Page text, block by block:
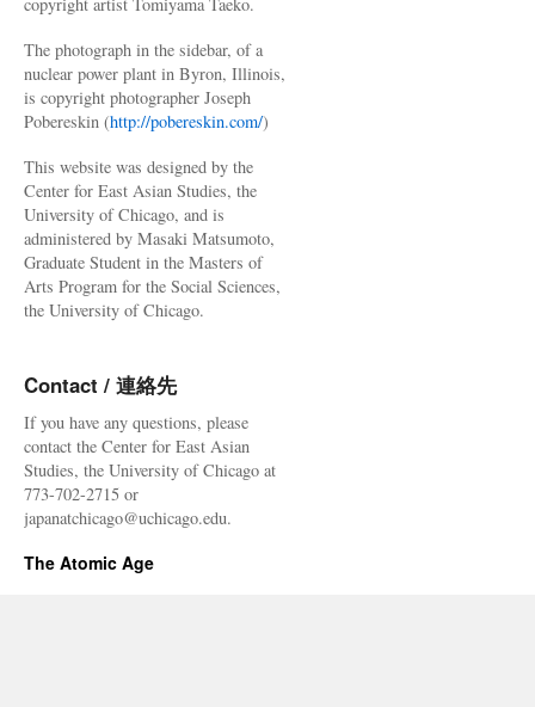
The photograph in the sidebar, of a
nuclear power plant in Byron, Illinois,
is copyright photographer Joseph
Pobereskin (http://pobereskin.com/)
This website was designed by the
Center for East Asian Studies, the
University of Chicago, and is
administered by Masaki Matsumoto,
Graduate Student in the Masters of
Arts Program for the Social Sciences,
the University of Chicago.
Contact / 連絡先
If you have any questions, please
contact the Center for East Asian
Studies, the University of Chicago at
773-702-2715 or
japanatchicago@uchicago.edu.
The Atomic Age